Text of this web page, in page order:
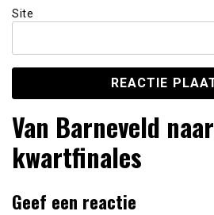
Site
Van Barneveld naar
kwartfinales
Geef een reactie